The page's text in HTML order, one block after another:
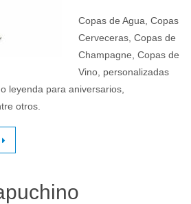
Copas de Agua, Copas
Cerveceras, Copas de
Champagne, Copas de
Vino, personalizadas
leyenda para aniversarios,
otros.